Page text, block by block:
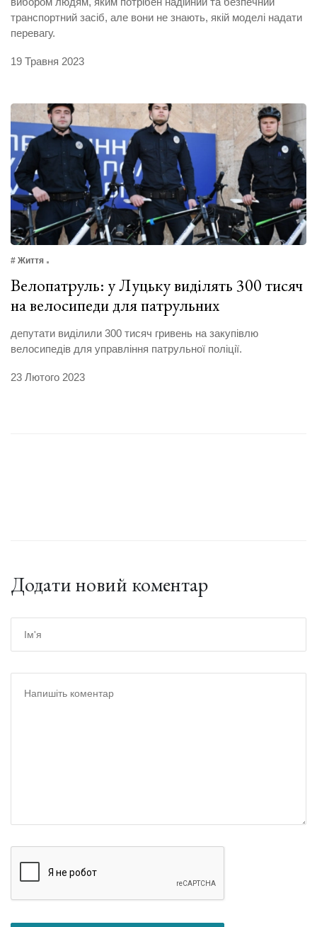
транспортний засіб, але вони не знають, якій моделі надати
перевагу.
19 Травня 2023
# Життя
Велопатруль: у Луцьку виділять 300 тисяч
на велосипеди для патрульних
депутати виділили 300 тисяч гривень на закупівлю
велосипедів для управління патрульної поліції.
23 Лютого 2023
Додати новий коментар